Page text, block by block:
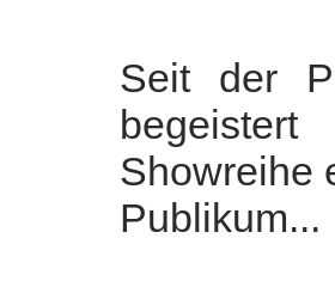
Seit der
Showreihe
Publikum...